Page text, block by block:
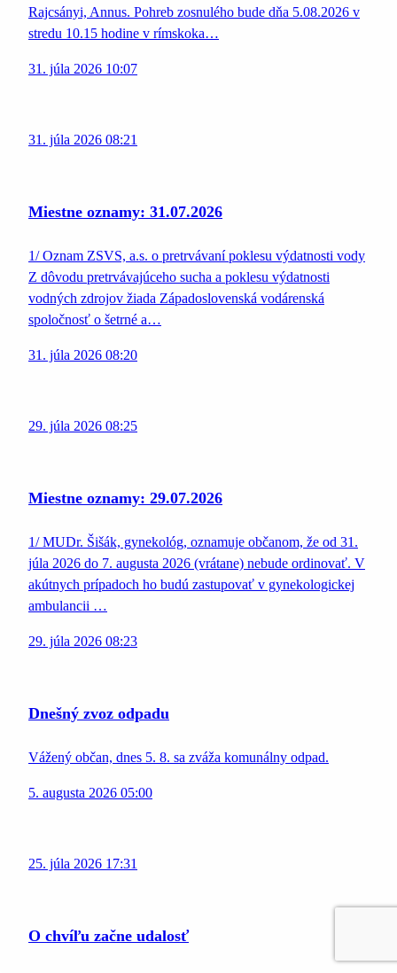
Rajcsányi, Annus. Pohreb zosnulého bude dňa 5.08.2026 v
stredu 10.15 hodine v rímskoka…
31. júla 2026 10:07
31. júla 2026 08:21
Miestne oznamy: 31.07.2026
1/ Oznam ZSVS, a.s. o pretrvávaní poklesu výdatnosti vody
Z dôvodu pretrvávajúceho sucha a poklesu výdatnosti
vodných zdrojov žiada Západoslovenská vodárenská
spoločnosť o šetrné a…
31. júla 2026 08:20
29. júla 2026 08:25
Miestne oznamy: 29.07.2026
1/ MUDr. Šišák, gynekológ, oznamuje občanom, že od 31.
júla 2026 do 7. augusta 2026 (vrátane) nebude ordinovať. V
akútnych prípadoch ho budú zastupovať v gynekologickej
ambulancii …
29. júla 2026 08:23
Dnešný zvoz odpadu
Vážený občan, dnes 5. 8. sa zváža komunálny odpad.
5. augusta 2026 05:00
25. júla 2026 17:31
O chvíľu začne udalosť